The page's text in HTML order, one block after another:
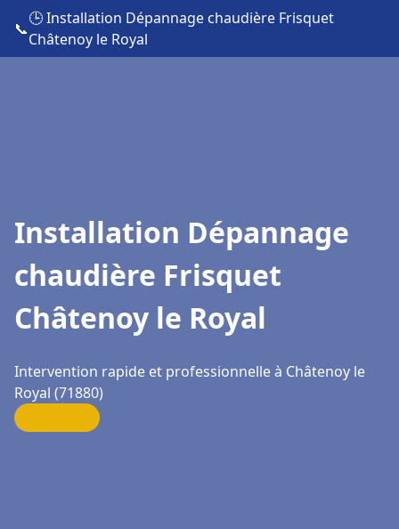
📞
🕒 Installation Dépannage chaudière Frisquet
Châtenoy le Royal
Installation Dépannage
chaudière Frisquet
Châtenoy le Royal
Intervention rapide et professionnelle à Châtenoy le
Royal (71880)